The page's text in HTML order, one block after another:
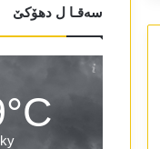
سەقـا ل دھۆکێ